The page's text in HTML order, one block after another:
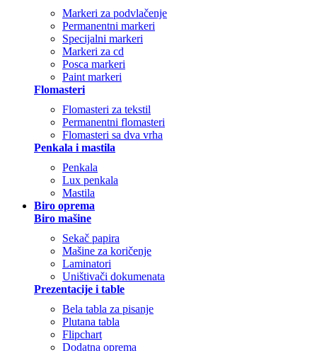
Markeri za podvlačenje
Permanentni markeri
Specijalni markeri
Markeri za cd
Posca markeri
Paint markeri
Flomasteri
Flomasteri za tekstil
Permanentni flomasteri
Flomasteri sa dva vrha
Penkala i mastila
Penkala
Lux penkala
Mastila
Biro oprema
Biro mašine
Sekač papira
Mašine za koričenje
Laminatori
Uništivači dokumenata
Prezentacije i table
Bela tabla za pisanje
Plutana tabla
Flipchart
Dodatna oprema